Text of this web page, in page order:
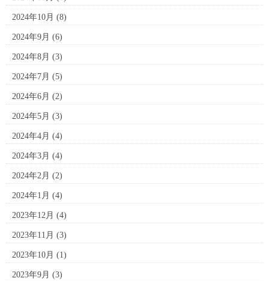
2024年10月 (8)
2024年9月 (6)
2024年8月 (3)
2024年7月 (5)
2024年6月 (2)
2024年5月 (3)
2024年4月 (4)
2024年3月 (4)
2024年2月 (2)
2024年1月 (4)
2023年12月 (4)
2023年11月 (3)
2023年10月 (1)
2023年9月 (3)